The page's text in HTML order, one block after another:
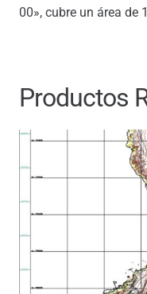
00», cubre un área de
Productos